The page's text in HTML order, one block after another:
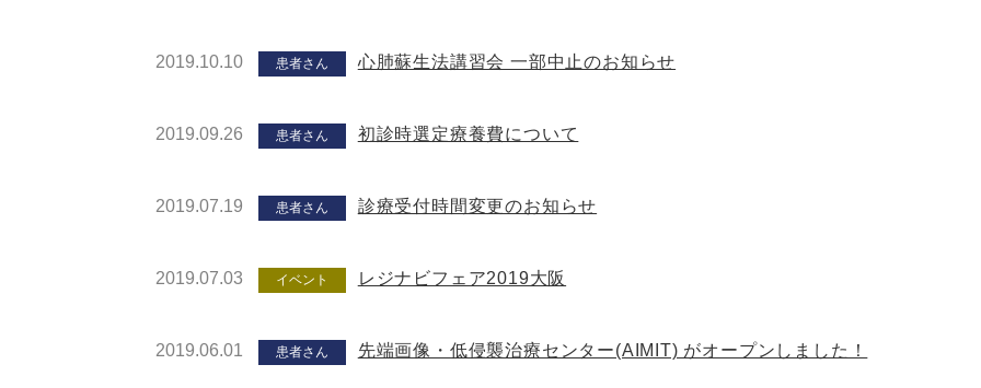
2019.10.10 患者さん 心肺蘇生法講習会 一部中止のお知らせ
2019.09.26 患者さん 初診時選定療養費について
2019.07.19 患者さん 診療受付時間変更のお知らせ
2019.07.03 イベント レジナビフェア2019大阪
2019.06.01 患者さん 先端画像・低侵襲治療センター(AIMIT) がオープンしました！